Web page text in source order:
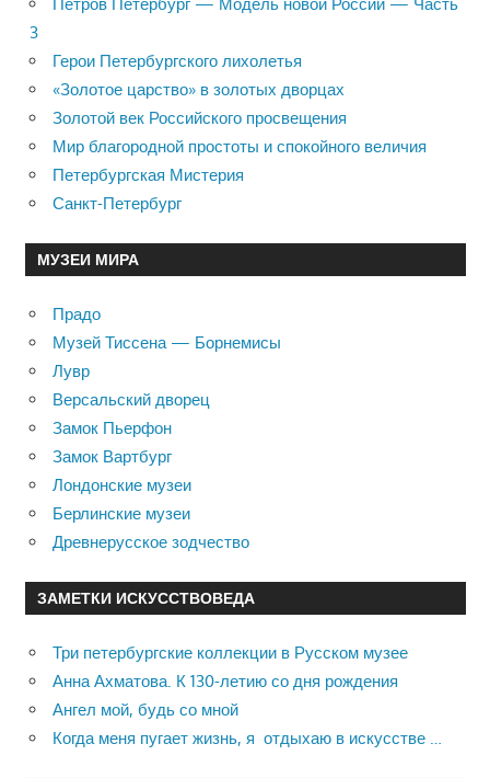
3
Герои Петербургского лихолетья
«Золотое царство» в золотых дворцах
Золотой век Российского просвещения
Мир благородной простоты и спокойного величия
Петербургская Мистерия
Санкт-Петербург
МУЗЕИ МИРА
Прадо
Музей Тиссена — Борнемисы
Лувр
Версальский дворец
Замок Пьерфон
Замок Вартбург
Лондонские музеи
Берлинские музеи
Древнерусское зодчество
ЗАМЕТКИ ИСКУССТВОВЕДА
Три петербургские коллекции в Русском музее
Анна Ахматова. К 130-летию со дня рождения
Ангел мой, будь со мной
Когда меня пугает жизнь, я отдыхаю в искусстве …